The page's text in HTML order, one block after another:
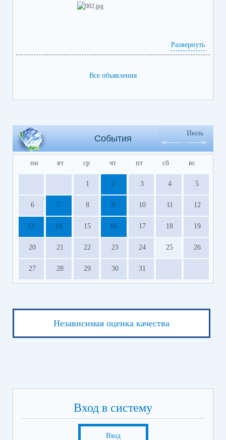
https://bus.gov.ru/info-card/382496
Развернуть
Все объявления
События
Июль
пн вт ср чт пт сб вс
1 2 3 4 5
6 7 8 9 10 11 12
13 14 15 16 17 18 19
20 21 22 23 24 25 26
27 28 29 30 31
Независимая оценка качества
Вход в систему
Вход